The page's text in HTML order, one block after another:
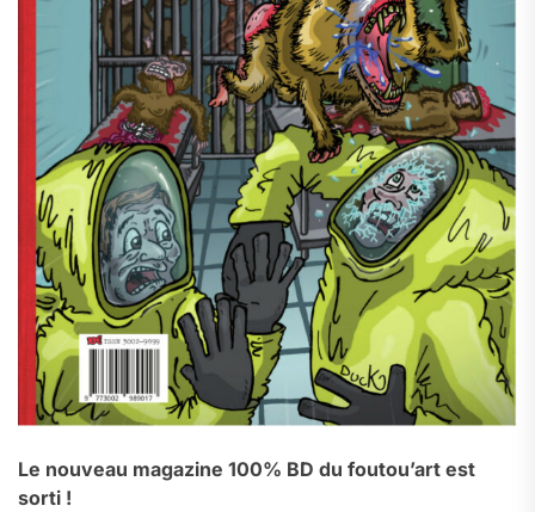
Le nouveau magazine 100% BD du foutou’art est
sorti !